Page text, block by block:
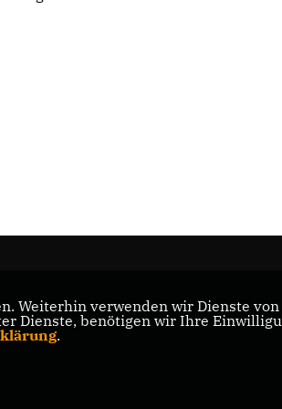
Weiterhin verwenden wir Dienste
Dienste, benötigen wir Ihre
.